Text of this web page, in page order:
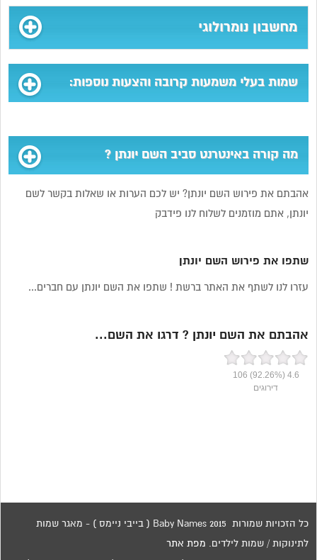
מחשבון נומרולוגי
שמות בעלי משמעות קרובה והצעות נוספות:
מה קורה באינטרנט סביב השם יונתן ?
אהבתם את פירוש השם יונתן? יש לכם הערות או שאלות בקשר לשם
יונתן, אתם מוזמנים לשלוח לנו פידבק
שתפו את פירוש השם יונתן
עזרו לנו לשתף את האתר ברשת ! שתפו את השם יונתן עם חברים...
אהבתם את השם יונתן ? דרגו את השם...
4.6
(92.26%)
106
דירוגים
כל הזכויות שמורות 2015 Baby Names ( בייבי ניימס ) - מאגר שמות
לתינוקות / שמות לילדים. מפת אתר